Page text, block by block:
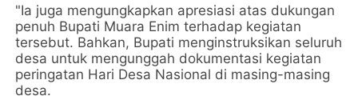
"Ia juga mengungkapkan apresiasi atas dukungan
penuh Bupati Muara Enim terhadap kegiatan
tersebut. Bahkan, Bupati menginstruksikan seluruh
desa untuk mengunggah dokumentasi kegiatan
peringatan Hari Desa Nasional di masing-masing
desa.